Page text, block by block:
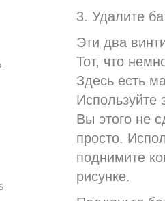
3. Удалите
Эти два
Тот, что
Здесь есть
Используйте
Вы этого не
просто.
поднимите
рисунке.